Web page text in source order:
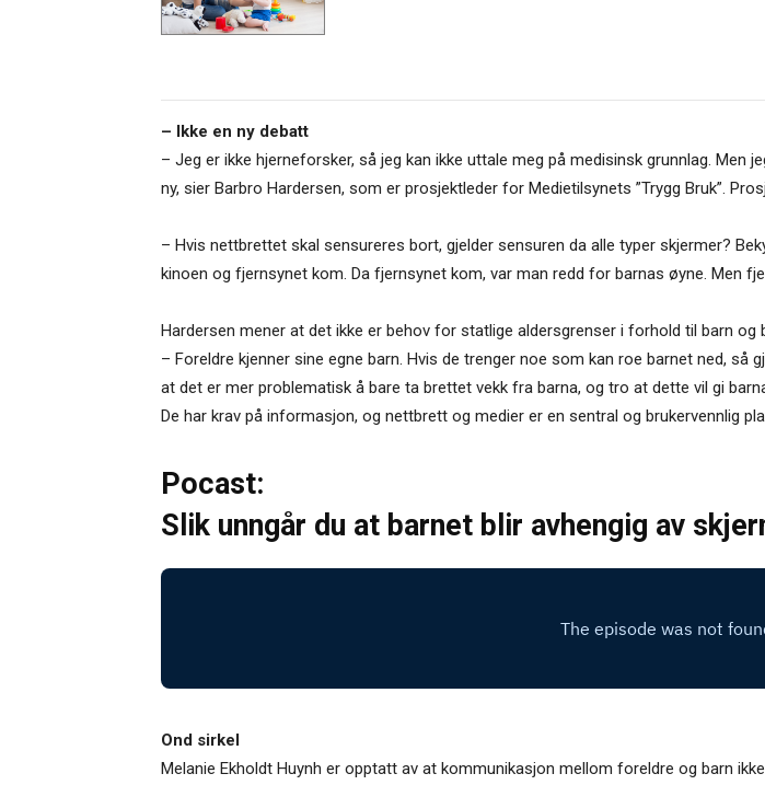
– Ikke en ny debatt
– Jeg er ikke hjerneforsker, så jeg kan ikke uttale meg på medisinsk grunnlag.
ny, sier Barbro Hardersen, som er prosjektleder for Medietilsynets ”Trygg Bruk”.
– Hvis nettbrettet skal sensureres bort, gjelder sensuren da alle typer skjermer?
kinoen og fjernsynet kom. Da fjernsynet kom, var man redd for barnas øyne. Men
Hardersen mener at det ikke er behov for statlige aldersgrenser i forhold til barn og
– Foreldre kjenner sine egne barn. Hvis de trenger noe som kan roe barnet ned,
at det er mer problematisk å bare ta brettet vekk fra barna, og tro at dette vil gi
De har krav på informasjon, og nettbrett og medier er en sentral og brukervennlig
Pocast:
Slik unngår du at barnet blir avhengig av
Ond sirkel
Melanie Ekholdt Huynh er opptatt av at kommunikasjon mellom foreldre og barn